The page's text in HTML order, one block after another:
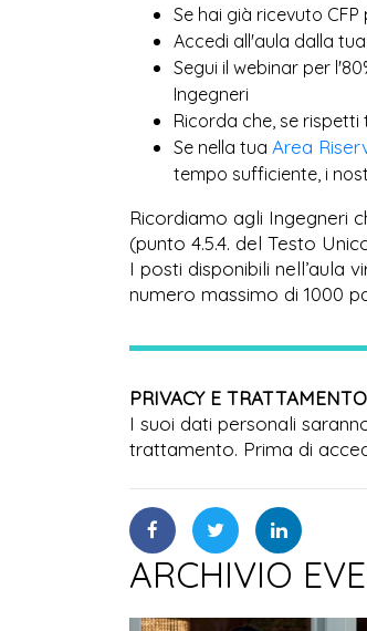
Se hai già ricevuto
Accedi all'aula dalla tua
Segui il webinar per
Ingegneri
Ricorda che, se
Se nella tua Area
tempo sufficiente, i
Ricordiamo agli Ingegneri
(punto 4.5.4. del Testo
I posti disponibili nell’aula
numero massimo di 1000
PRIVACY E
I suoi dati personali
trattamento. Prima di
ARCHIVIO